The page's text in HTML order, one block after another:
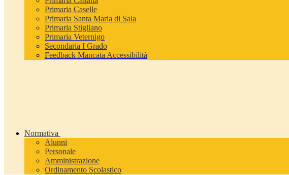
Primaria Caselle
Primaria Santa Maria di Sala
Primaria Stigliano
Primaria Veternigo
Secondaria I Grado
Feedback Mancata Accessibilità
Normativa
Alunni
Personale
Amministrazione
Ordinamento Scolastico